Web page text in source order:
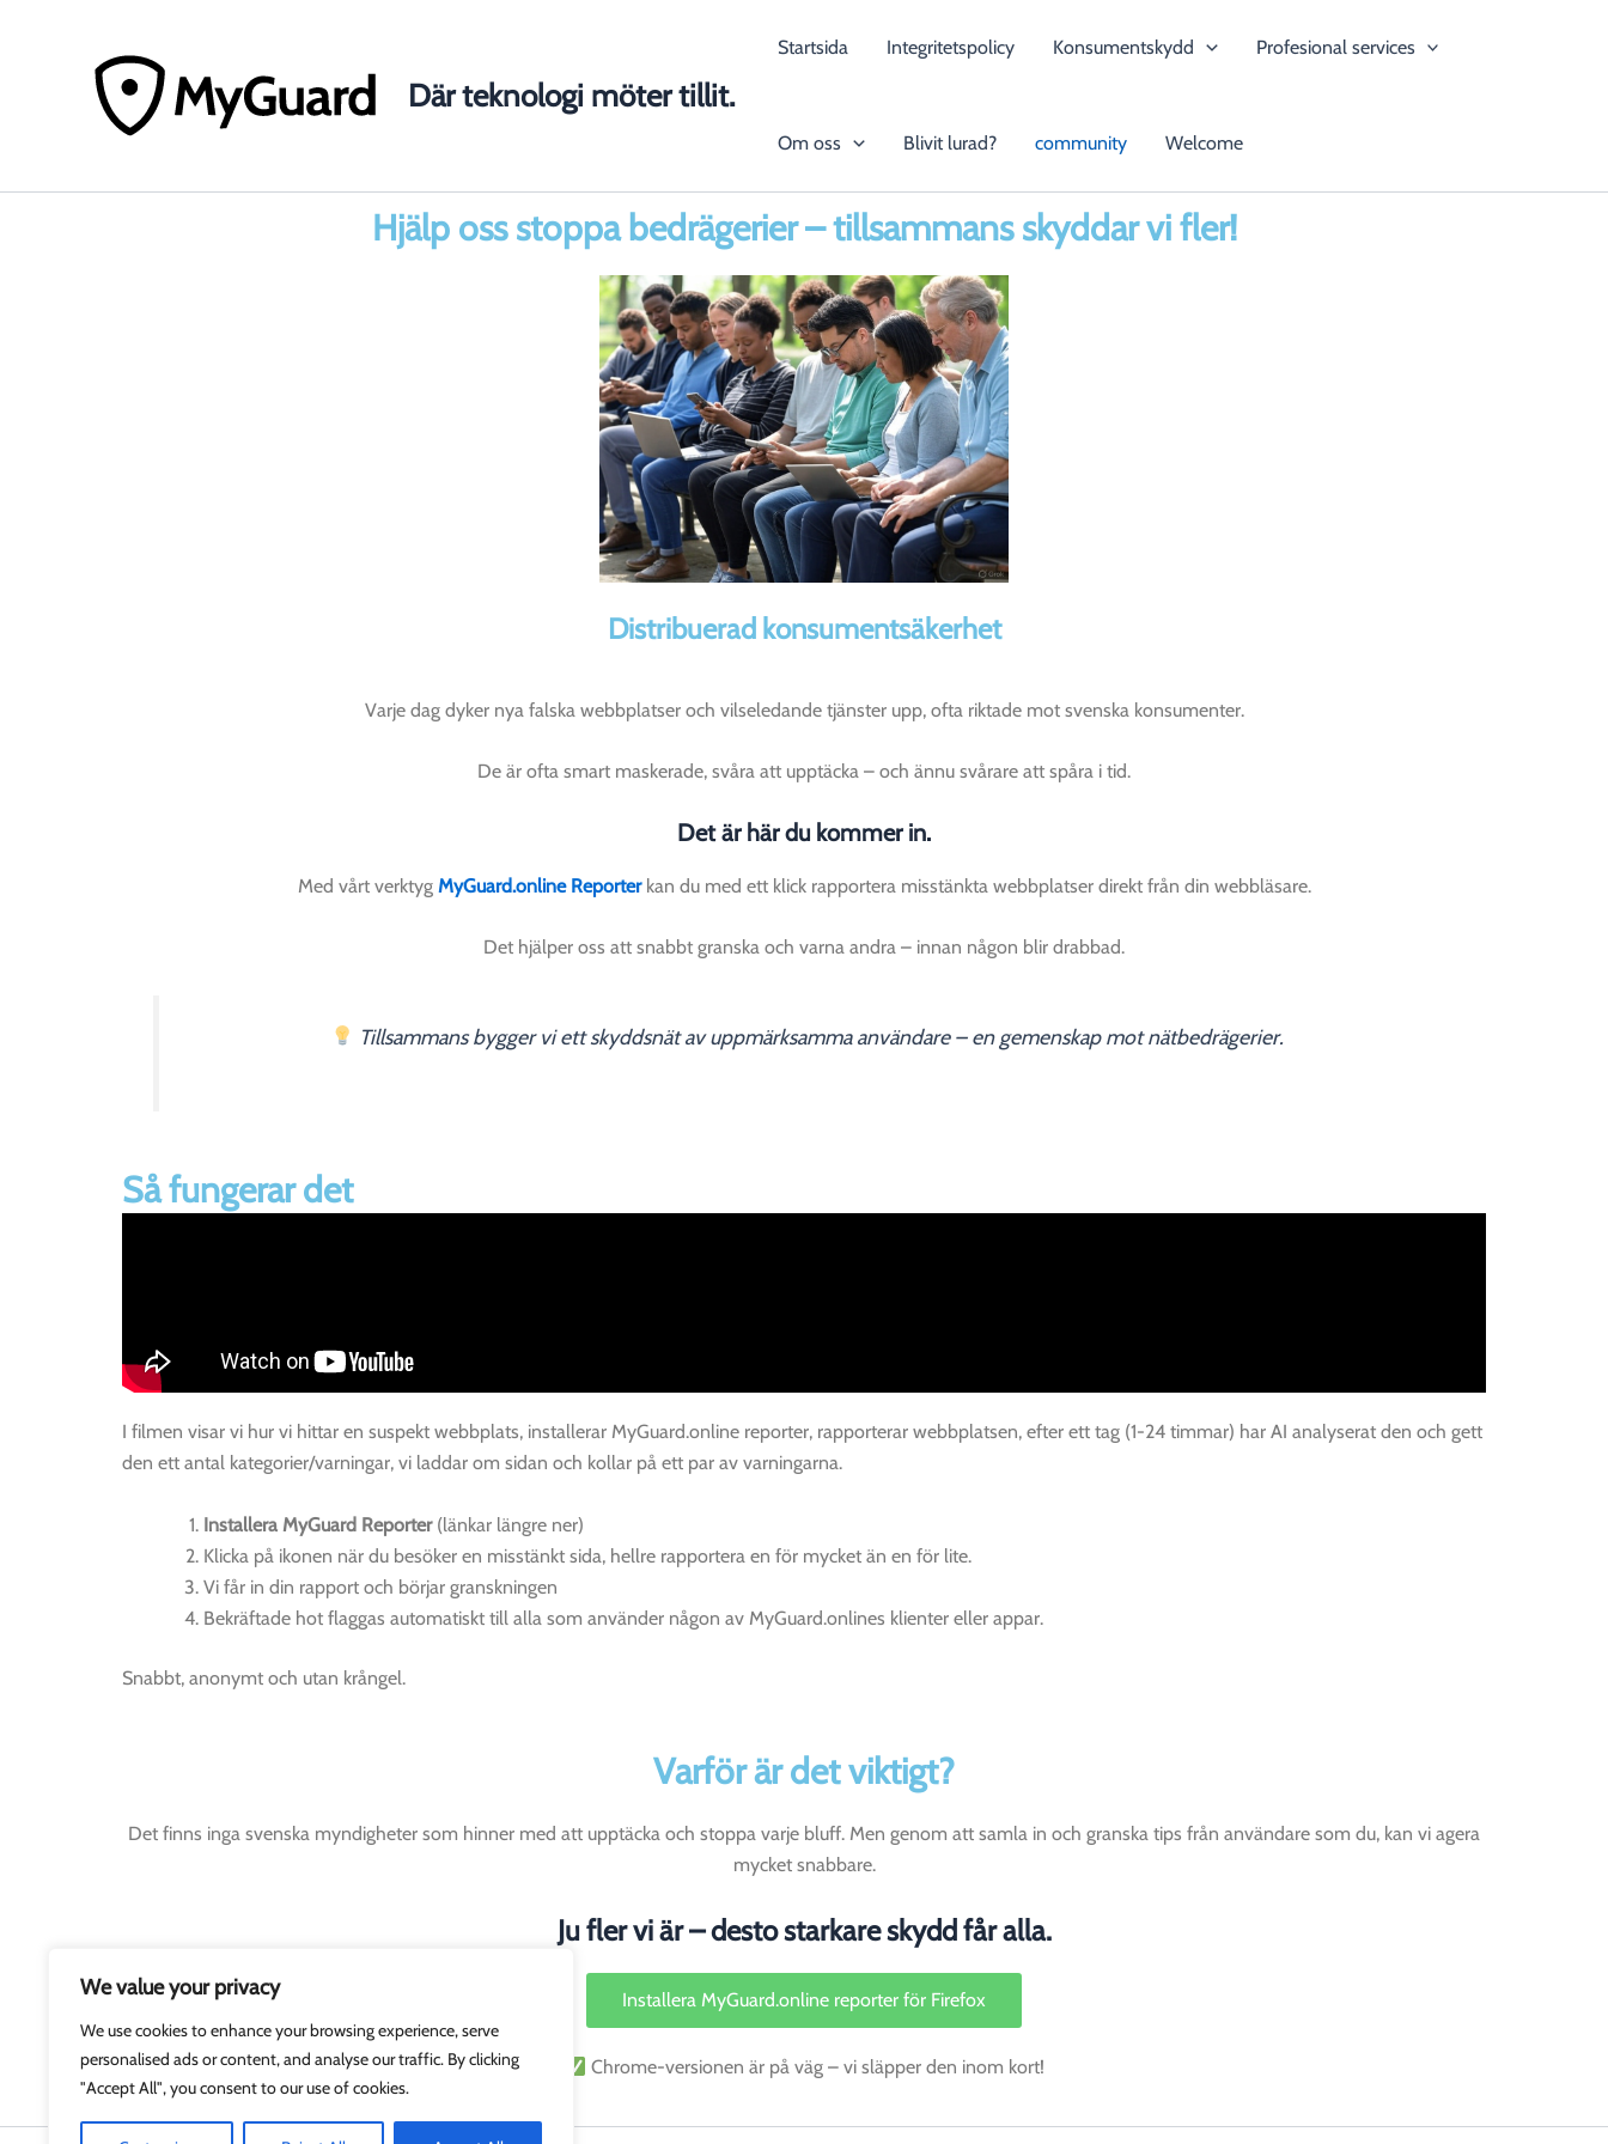
We value your privacy
We use cookies to enhance your browsing experience, serve
personalised ads or content, and analyse our traffic. By clicking
"Accept All", you consent to our use of cookies.
Där teknologi möter tillit.
Startsida Integritetspolicy Konsumentskydd Profesional services
Om oss Blivit lurad? community Welcome
Hjälp oss stoppa bedrägerier – tillsammans skyddar vi fler!
Distribuerad konsumentsäkerhet
Varje dag dyker nya falska webbplatser och vilseledande tjänster upp, ofta riktade mot svenska konsumenter.
De är ofta smart maskerade, svåra att upptäcka – och ännu svårare att spåra i tid.
Det är här du kommer in.
Med vårt verktyg MyGuard.online Reporterkan du med ett klick rapportera misstänkta webbplatser direkt från din webbläsare.
Det hjälper oss att snabbt granska och varna andra – innan någon blir drabbad.
Tillsammans bygger vi ett skyddsnät av uppmärksamma användare – en gemenskap mot nätbedrägerier.
Så fungerar det
I filmen visar vi hur vi hittar en suspekt webbplats, installerar MyGuard.online reporter, rapporterar webbplatsen, efter ett tag (1-24 timmar) har AI analyserat den och gett
den ett antal kategorier/varningar, vi laddar om sidan och kollar på ett par av varningarna.
Installera MyGuard Reporter(länkar längre ner)
Klicka på ikonen när du besöker en misstänkt sida, hellre rapportera en för mycket än en för lite.
Vi får in din rapport och börjar granskningen
Bekräftade hot flaggas automatiskt till alla som använder någon av MyGuard.onlines klienter eller appar.
Snabbt, anonymt och utan krångel.
Varför är det viktigt?
Det finns inga svenska myndigheter som hinner med att upptäcka och stoppa varje bluff. Men genom att samla in och granska tips från användare som du, kan vi agera
mycket snabbare.
Ju fler vi är – desto starkare skydd får alla.
Installera MyGuard.online reporter för Firefox
Chrome-versionen är på väg – vi släpper den inom kort!